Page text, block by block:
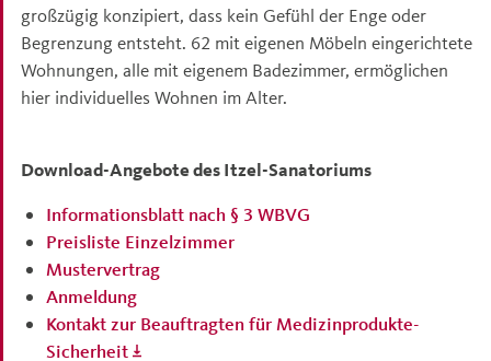
großzügig konzipiert, dass kein Gefühl der Enge oder
Begrenzung entsteht. 62 mit eigenen Möbeln eingerichtete
Wohnungen, alle mit eigenem Badezimmer, ermöglichen
hier individuelles Wohnen im Alter.
Download-Angebote des Itzel-Sanatoriums
Informationsblatt nach § 3 WBVG
Preisliste Einzelzimmer
Mustervertrag
Anmeldung
Kontakt zur Beauftragten für Medizinprodukte-
Sicherheit